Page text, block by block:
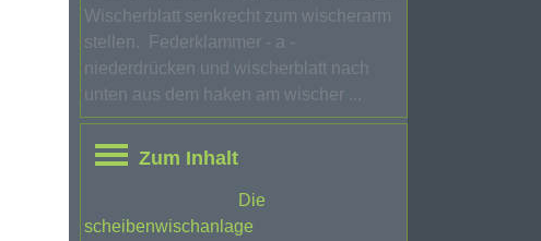
Wischerblatt senkrecht zum wischerarm
stellen. Federklammer - a -
niederdrücken und wischerblatt nach
unten aus dem haken am wischer ...
Zum Inhalt
Die
scheibenwischanlage